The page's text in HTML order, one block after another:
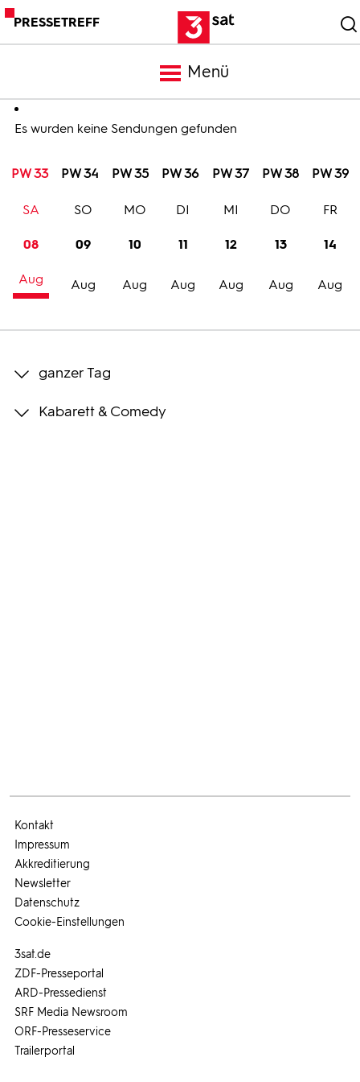
PRESSETREFF
Menü
Meldungen
Programm
Trailer
Bilder
Es wurden keine Sendungen gefunden
PW 33 PW 34 PW 35 PW 36 PW 37 PW 38 PW 39
08
Aug
SA
09
Aug
SO
10
Aug
MO
11
Aug
DI
12
Aug
MI
13
Aug
DO
14
Aug
FR
ganzer Tag
Kabarett & Comedy
3sat.de
ZDF-Presseportal
ARD-Pressedienst
SRF Media Newsroom
ORF-Presseservice
Trailerportal
Kontakt
Impressum
Akkreditierung
Newsletter
Datenschutz
Cookie-Einstellungen